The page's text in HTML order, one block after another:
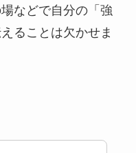
などで自分の「強
ることは欠かせま